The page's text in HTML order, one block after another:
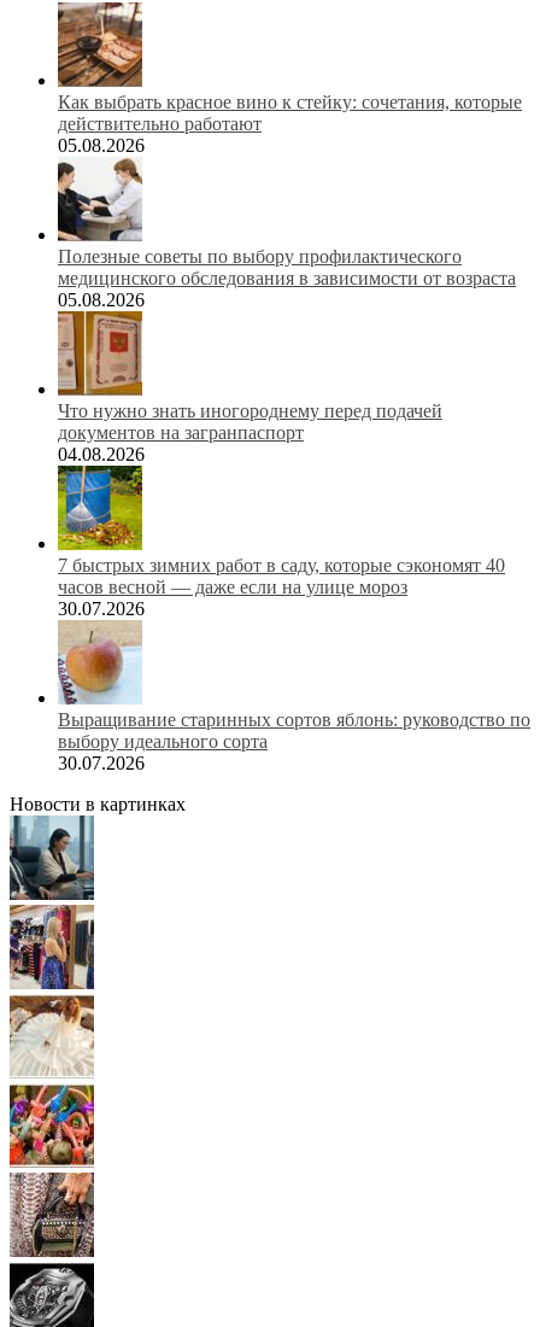
Как выбрать красное вино к стейку: сочетания, которые
действительно работают
05.08.2026
Полезные советы по выбору профилактического
медицинского обследования в зависимости от возраста
05.08.2026
Что нужно знать иногороднему перед подачей
документов на загранпаспорт
04.08.2026
7 быстрых зимних работ в саду, которые сэкономят 40
часов весной — даже если на улице мороз
30.07.2026
Выращивание старинных сортов яблонь: руководство по
выбору идеального сорта
30.07.2026
Новости в картинках